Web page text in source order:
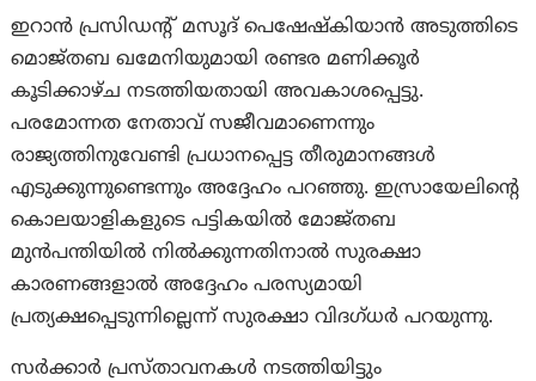
ഇറാൻ പ്രസിഡന്റ് മസൂദ് പെഷേഷ്കിയാൻ അടുത്തിടെ
മൊജ്തബ ഖമേനിയുമായി രണ്ടര മണിക്കൂർ
കൂടിക്കാഴ്ച നടത്തിയതായി അവകാശപ്പെട്ടു.
പരമോന്നത നേതാവ് സജീവമാണെന്നും
രാജ്യത്തിനുവേണ്ടി പ്രധാനപ്പെട്ട തീരുമാനങ്ങൾ
എടുക്കുന്നുണ്ടെന്നും അദ്ദേഹം പറഞ്ഞു. ഇസ്രായേലിന്റെ
കൊലയാളികളുടെ പട്ടികയിൽ മോജ്തബ
മുൻപന്തിയിൽ നിൽക്കുന്നതിനാൽ സുരക്ഷാ
കാരണങ്ങളാൽ അദ്ദേഹം പരസ്യമായി
പ്രത്യക്ഷപ്പെടുന്നില്ലെന്ന് സുരക്ഷാ വിദഗ്ധർ പറയുന്നു.
സർക്കാർ പ്രസ്താവനകൾ നടത്തിയിട്ടും